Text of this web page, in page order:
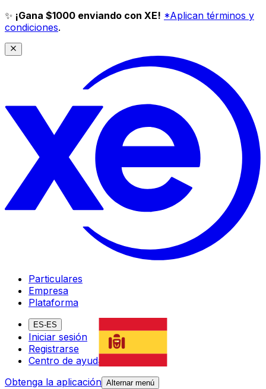
✨ ¡Gana $1000 enviando con XE! *Aplican términos y
condiciones.
Particulares
Empresa
Plataforma
ES-ES
Iniciar sesión
Registrarse
Centro de ayuda
Obtenga la aplicación Alternar menú